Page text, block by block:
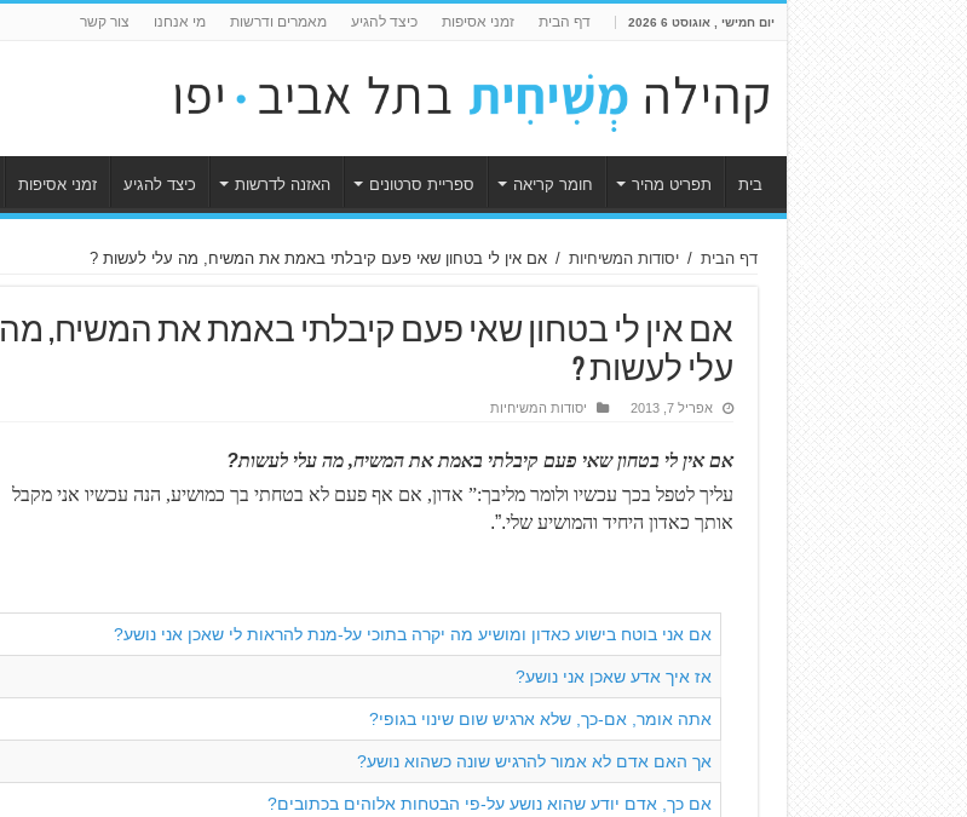
יום חמישי , אוגוסט 6 2026 דף הבית זמני אסיפות כיצד להגיע מאמרים ודרשות מי אנחנו צור קשר
בית תפריט מהיר חומר קריאה ספריית סרטונים האזנה לדרשות כיצד להגיע זמני אסיפות
דף הבית / יסודות המשיחיות / אם אין לי בטחון שאי פעם קיבלתי באמת את המשיח, מה עלי לעשות ?
אם אין לי בטחון שאי פעם קיבלתי באמת את המשיח, מה
עלי לעשות ?
אפריל 7, 2013 יסודות המשיחיות
אם אין לי בטחון שאי פעם קיבלתי באמת את המשיח, מה עלי לעשות?
עליך לטפל בכך עכשיו ולומר מליבך:” אדון, אם אף פעם לא בטחתי בך כמושיע, הנה עכשיו אני מקבל
אותך כאדון היחיד והמושיע שלי.”.
אם אני בוטח בישוע כאדון ומושיע מה יקרה בתוכי על-מנת להראות לי שאכן אני נושע?
אז איך אדע שאכן אני נושע?
אתה אומר, אם-כך, שלא ארגיש שום שינוי בגופי?
אך האם אדם לא אמור להרגיש שונה כשהוא נושע?
אם כך, אדם יודע שהוא נושע על-פי הבטחות אלוהים בכתובים?